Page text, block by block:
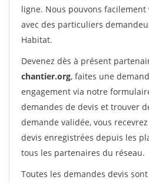
ligne. Nous pouvons
avec des particuliers
Habitat.
Devenez dès à présent
chantier.org, faites une
engagement via notre
demandes de devis et trouver
demande validée, vous
devis enregistrées depuis les
tous les partenaires du réseau.
Toutes les demandes devis